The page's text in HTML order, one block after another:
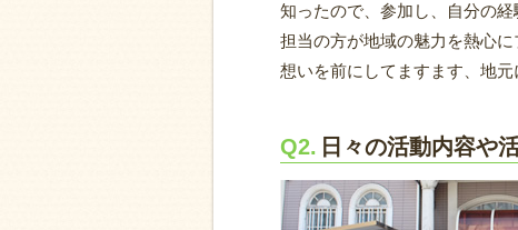
知ったので、参加し、自分の経
担当の方が地域の魅力を熱心
想いを前にしてますます、地元
Q2. 日々の活動内容や